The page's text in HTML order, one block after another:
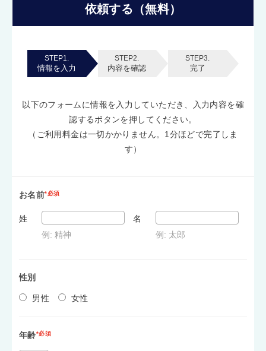
依頼する（無料）
STEP1.
情報を入力
STEP2.
内容を確認
STEP3.
完了
以下のフォームに情報を入力していただき、入力内容を確
認するボタンを押してください。
（ご利用料金は一切かかりません。1分ほどで完了しま
す）
お名前*必須
姓
例: 精神
名
例: 太郎
性別
男性 女性
年齢*必須